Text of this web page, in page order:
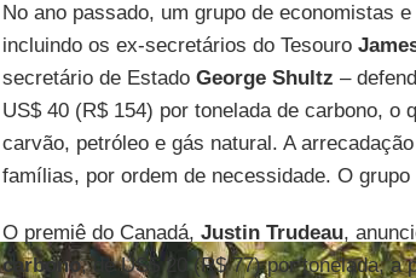
No ano passado, um grupo de economistas
incluindo os ex-secretários do Tesouro
secretário de Estado George Shultz –
US$ 40 (R$ 154) por tonelada de carbono, o
carvão, petróleo e gás natural. A
famílias, por ordem de necessidade. O
O premiê do Canadá, Justin Trudeau,
carbono, de US$ 20 (R$ 77) por tonelada, a